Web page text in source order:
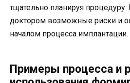
тщательно планируя
доктором возможные риски и
началом процесса имплантации.
Примеры процесса и